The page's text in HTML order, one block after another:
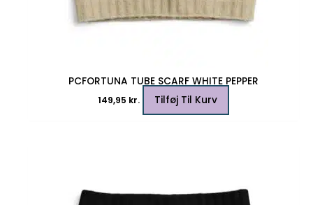
PCFORTUNA TUBE SCARF WHITE PEPPER
149,95 kr. Tilføj Til Kurv